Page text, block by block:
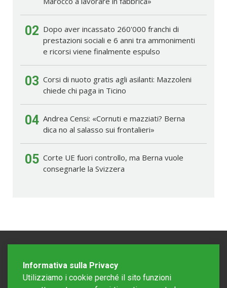
02 Dopo aver incassato 260'000 franchi di
prestazioni sociali e 6 anni tra ammonimenti
e ricorsi viene finalmente espulso
03 Corsi di nuoto gratis agli asilanti: Mazzoleni
chiede chi paga in Ticino
04 Andrea Censi: «Cornuti e mazziati? Berna
dica no al salasso sui frontalieri»
05 Corte UE fuori controllo, ma Berna vuole
consegnarle la Svizzera
Informativa sulla Privacy
Utilizziamo i cookie perché il sito funzioni